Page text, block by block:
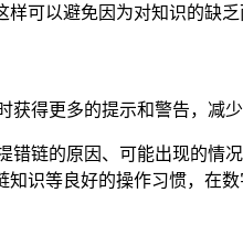
可以避免因为对知识的缺
得更多的提示和警告，减
链的原因、可能出现的
识等良好的操作习惯，在